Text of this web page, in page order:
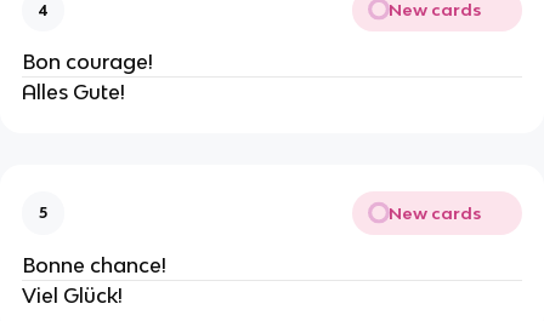
4 New cards
Bon courage!
Alles Gute!
5 New cards
Bonne chance!
Viel Glück!